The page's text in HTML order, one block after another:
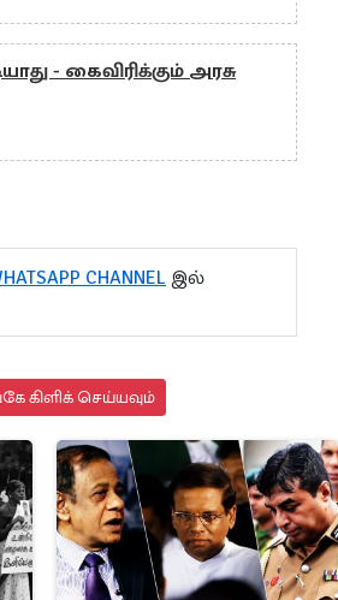
- கைவிரிக்கும் அரசு
CHANNEL இல்
கிளிக் செய்யவும்